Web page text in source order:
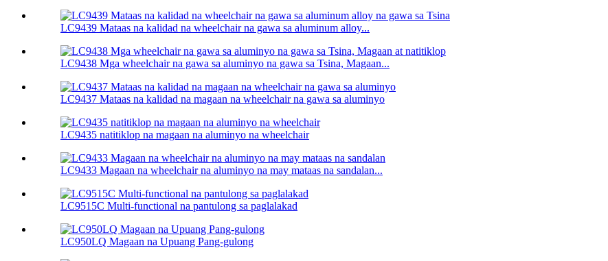
LC9439 Mataas na kalidad na wheelchair na gawa sa aluminum alloy...
LC9438 Mga wheelchair na gawa sa aluminyo na gawa sa Tsina, Magaan...
LC9437 Mataas na kalidad na magaan na wheelchair na gawa sa aluminyo
LC9435 natitiklop na magaan na aluminyo na wheelchair
LC9433 Magaan na wheelchair na aluminyo na may mataas na sandalan...
LC9515C Multi-functional na pantulong sa paglalakad
LC950LQ Magaan na Upuang Pang-gulong